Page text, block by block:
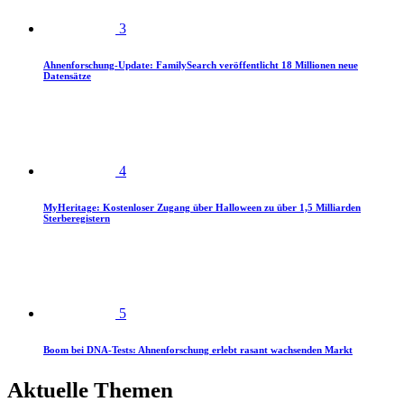
3
Ahnenforschung-Update: FamilySearch veröffentlicht 18 Millionen neue
Datensätze
4
MyHeritage: Kostenloser Zugang über Halloween zu über 1,5 Milliarden
Sterberegistern
5
Boom bei DNA-Tests: Ahnenforschung erlebt rasant wachsenden Markt
Aktuelle Themen